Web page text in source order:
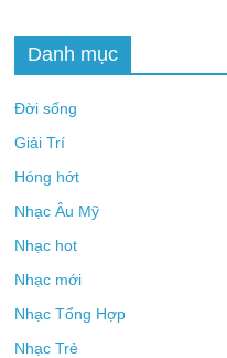
Danh mục
Đời sống
Giải Trí
Hóng hớt
Nhạc Âu Mỹ
Nhạc hot
Nhạc mới
Nhạc Tổng Hợp
Nhạc Trẻ